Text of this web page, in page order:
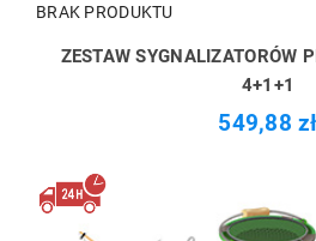
BRAK PRODUKTU
ZESTAW SYGNALIZATORÓW
4+1+1
549,88 zł